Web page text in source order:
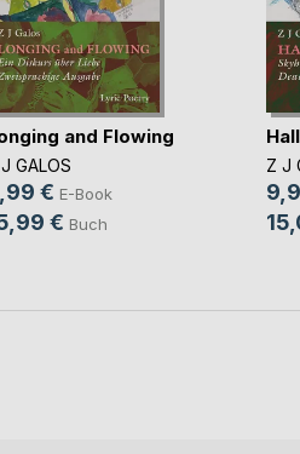
and Flowing
GALOS
€ E-Book
€ Buch
Z J